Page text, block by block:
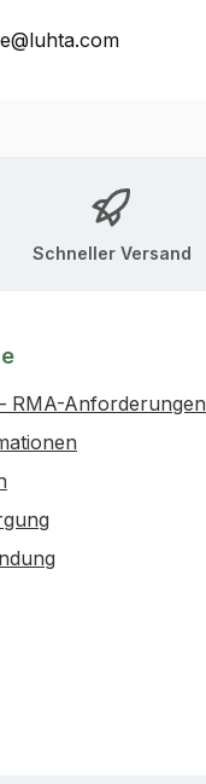
Schneller Versand
RMA-Anforderungen